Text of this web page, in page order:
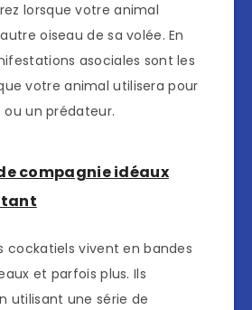
lorsque votre animal
oiseau de sa volée. En
asociales sont les
votre animal utilisera pour
un prédateur.
compagnie idéaux
cockatiels vivent en bandes
et parfois plus. Ils
utilisant une série de